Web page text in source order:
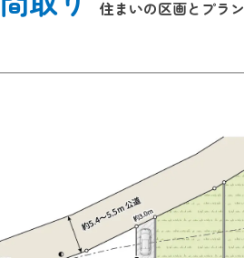
住まいの区画とプラン